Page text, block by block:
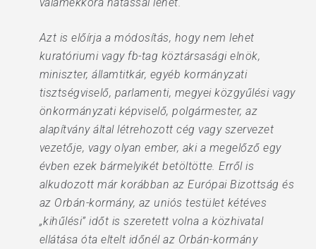
Azt is előírja a módosítás, hogy nem lehet
kuratóriumi vagy fb-tag köztársasági elnök,
miniszter, államtitkár, egyéb kormányzati
tisztségviselő, parlamenti, megyei közgyűlési vagy
önkormányzati képviselő, polgármester, az
alapítvány által létrehozott cég vagy szervezet
vezetője, vagy olyan ember, aki a megelőző egy
évben ezek bármelyikét betöltötte. Erről is
alkudozott már korábban az Európai Bizottság és
az Orbán-kormány, az uniós testület kétéves
„kihűlési” időt is szeretett volna a közhivatal
ellátása óta eltelt időnél az Orbán-kormány